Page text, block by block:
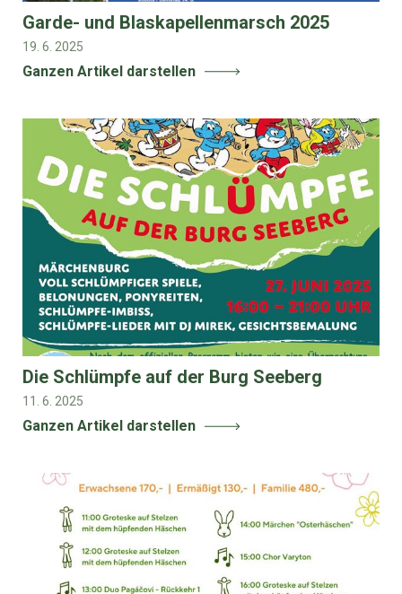
Garde- und Blaskapellenmarsch 2025
19. 6. 2025
Ganzen Artikel darstellen
Die Schlümpfe auf der Burg Seeberg
11. 6. 2025
Ganzen Artikel darstellen